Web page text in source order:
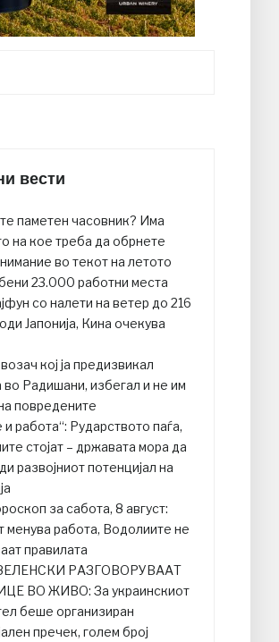
вести
паметен часовник? Има
на кое треба да обрнете
во текот на летото
23.000 работни места
со налети на ветер до 216
Јапонија, Кина очекува
кој ја предизвикал
во Радишани, избегал и не им
повредените
и работа“: Рударството паѓа,
стојат – државата мора да
развојниот потенцијал на
за сабота, 8 август:
менува работа, Водолиите не
правилата
РАЗГОВОРУВААТ
ВО ЖИВО: За украинскиот
беше организиран
пречек, голем број